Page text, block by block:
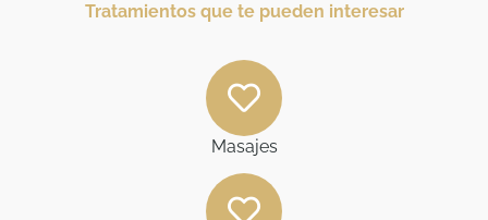
Tratamientos que te pueden interesar
Masajes